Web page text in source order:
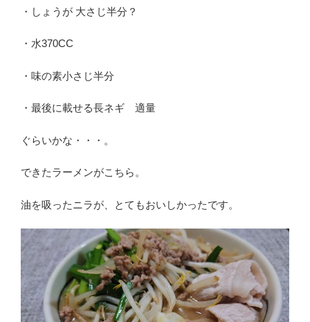
・しょうが 大さじ半分？
・水370CC
・味の素小さじ半分
・最後に載せる長ネギ 適量
ぐらいかな・・・。
できたラーメンがこちら。
油を吸ったニラが、とてもおいしかったです。